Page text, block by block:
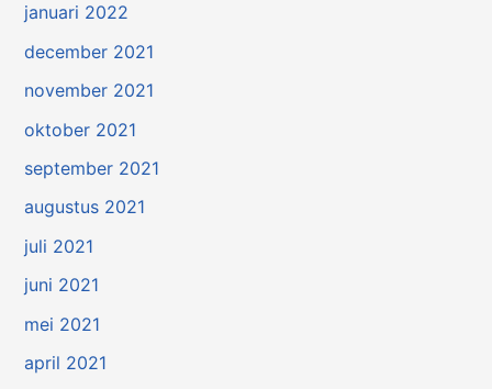
januari 2022
december 2021
november 2021
oktober 2021
september 2021
augustus 2021
juli 2021
juni 2021
mei 2021
april 2021